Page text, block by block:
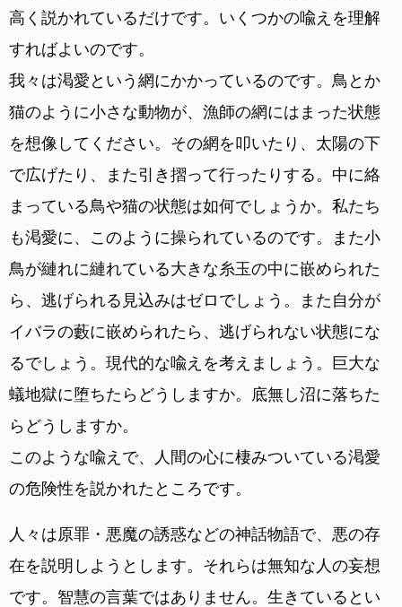
高く説かれているだけです。いくつかの喩えを理解
すればよいのです。
我々は渇愛という網にかかっているのです。鳥とか
猫のように小さな動物が、漁師の網にはまった状態
を想像してください。その網を叩いたり、太陽の下
で広げたり、また引き摺って行ったりする。中に絡
まっている鳥や猫の状態は如何でしょうか。私たち
も渇愛に、このように操られているのです。また小
鳥が縺れに縺れている大きな糸玉の中に嵌められた
ら、逃げられる見込みはゼロでしょう。また自分が
イバラの藪に嵌められたら、逃げられない状態にな
るでしょう。現代的な喩えを考えましょう。巨大な
蟻地獄に堕ちたらどうしますか。底無し沼に落ちた
らどうしますか。
このような喩えで、人間の心に棲みついている渇愛
の危険性を説かれたところです。
人々は原罪・悪魔の誘惑などの神話物語で、悪の存
在を説明しようとします。それらは無知な人の妄想
です。智慧の言葉ではありません。生きているとい